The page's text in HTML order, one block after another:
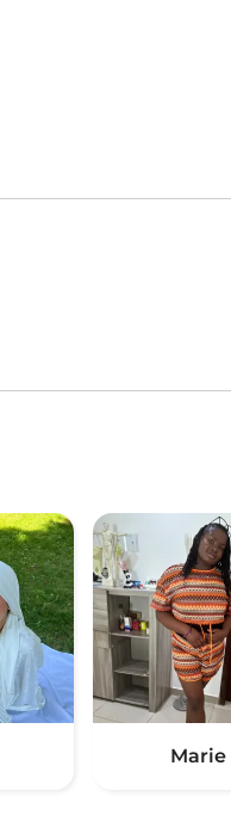
Marie